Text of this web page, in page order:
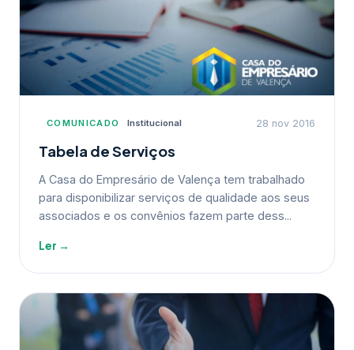
COMUNICADO Institucional 28 nov 2016
Tabela de Serviços
A Casa do Empresário de Valença tem trabalhado
para disponibilizar serviços de qualidade aos seus
associados e os convênios fazem parte dess...
Ler →